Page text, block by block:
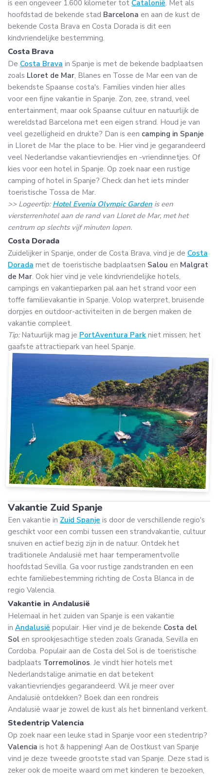
is een ongeveer 1.600 kilometer tot Catalonië. Met als
hoofdstad de bekende stad Barcelona en aan de kust de
bekende Costa Brava en Costa Dorada is dit een
kindvriendelijke bestemming.
Costa Brava
De Costa Brava in Spanje is met de bekende badplaatsen
zoals Lloret de Mar, Blanes en Tosse de Mar een van de
bekendste Spaanse costa's. Families vinden hier alles
voor een fijne vakantie in Spanje. Zon, zee, strand, veel
entertainment, maar ook Spaanse cultuur en natuurlijk de
wereldstad Barcelona met een eigen strand. Houd je van
veel gezelligheid en drukte? Dan is een camping in Spanje
in Lloret de Mar the place to be. Hier vind je gegarandeerd
veel Nederlandse vakantievriendjes en -vriendinnetjes. Of
kies voor een hotel in Spanje. Op zoek naar een rustige
camping of hotel in Spanje? Check dan het iets minder
toeristische Tossa de Mar.
>> Logeertip: Hotel Evenia Olympic Garden is een
viersterrenhotel aan de rand van Lloret de Mar, met het
centrum op slechts vijf minuten lopen.
Costa Dorada
Zuidelijker in Spanje, onder de Costa Brava, vind je de Costa
Dorada met de toeristische badplaatsen Salou en Malgrat
de Mar. Ook hier vind je vele kindvriendelijke hotels,
campings en vakantieparken pal aan het strand voor een
toffe familievakantie in Spanje. Volop waterpret, bruisende
dorpjes en outdoor-activiteiten in de bergen maken de
vakantie compleet.
Tip:Natuurlijk mag je PortAventura Park niet missen; het
gaafste attractiepark van heel Spanje.
Vakantie Zuid Spanje
Een vakantie in Zuid Spanje is door de verschillende regio's
geschikt voor een combi tussen een strandvakantie, cultuur
snuiven en actief bezig zijn in de natuur. Ontdek het
traditionele Andalusië met haar temperamentvolle
hoofdstad Sevilla. Ga voor rustige zandstranden en een
echte familiebestemming richting de Costa Blanca in de
regio Valencia.
Vakantie in Andalusië
Helemaal in het zuiden van Spanje is een vakantie
in Andalusië populair. Hier vind je de bekende Costa del
Sol en sprookjesachtige steden zoals Granada, Sevilla en
Cordoba. Populair aan de Costa del Sol is de toeristische
badplaats Torremolinos. Je vindt hier hotels met
Nederlandstalige animatie en dat betekent
vakantievriendjes gegarandeerd. Wil je meer over
Andalusië ontdekken? Boek dan een rondreis
Andalusië waar je zowel de kust als het binnenland verkent.
Stedentrip Valencia
Op zoek naar een leuke stad in Spanje voor een stedentrip?
Valencia is hot & happening! Aan de Oostkust van Spanje
vind je deze tweede grootste stad van Spanje. Deze stad is
zeker ook de moeite waard om met kinderen te bezoeken,